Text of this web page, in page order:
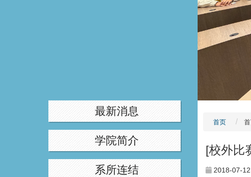
最新消息
学院简介
系所连结
首页
[校外比
2018-07-12